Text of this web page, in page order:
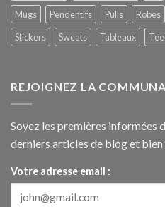
Mugs
Pendentifs Pulls Robes
Stickers
Sweats Tableaux
REJOIGNEZ LA
Soyez les premières informées
derniers articles de blog et bien
Votre adresse email :